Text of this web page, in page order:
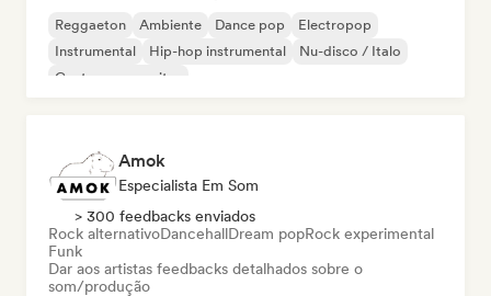
Reggaeton Ambiente Dance pop
Electropop
Instrumental
Hip-hop instrumental
Nu-disco / Italo
Cantor-compositor
Amok
Especialista Em Som
> 300 feedbacks enviados
Rock alternativoDancehallDream popRock experimental
Funk
Dar aos artistas feedbacks detalhados sobre o
som/produção